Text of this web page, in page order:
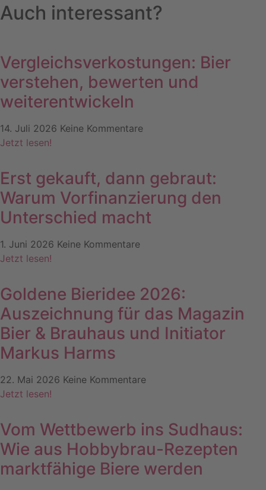
Auch interessant?
Vergleichsverkostungen: Bier
verstehen, bewerten und
weiterentwickeln
14. Juli 2026 Keine Kommentare
Jetzt lesen!
Erst gekauft, dann gebraut:
Warum Vorfinanzierung den
Unterschied macht
1. Juni 2026 Keine Kommentare
Jetzt lesen!
Goldene Bieridee 2026:
Auszeichnung für das Magazin
Bier & Brauhaus und Initiator
Markus Harms
22. Mai 2026 Keine Kommentare
Jetzt lesen!
Vom Wettbewerb ins Sudhaus:
Wie aus Hobbybrau-Rezepten
marktfähige Biere werden